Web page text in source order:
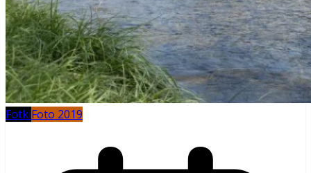
FotkiFoto 2019